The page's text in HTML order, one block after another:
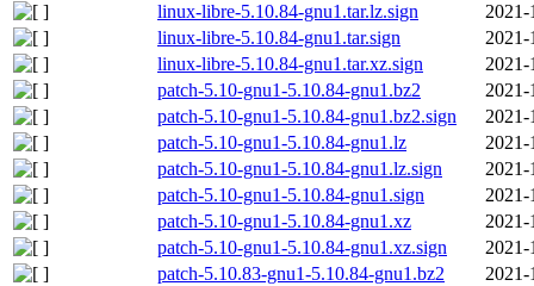
linux-libre-5.10.84-gnu1.tar.lz.sign
2021-
linux-libre-5.10.84-gnu1.tar.sign
2021-
linux-libre-5.10.84-gnu1.tar.xz.sign
2021-
patch-5.10-gnu1-5.10.84-gnu1.bz2
2021-
patch-5.10-gnu1-5.10.84-gnu1.bz2.sign
2021-
patch-5.10-gnu1-5.10.84-gnu1.lz
2021-
patch-5.10-gnu1-5.10.84-gnu1.lz.sign
2021-
patch-5.10-gnu1-5.10.84-gnu1.sign
2021-
patch-5.10-gnu1-5.10.84-gnu1.xz
2021-
patch-5.10-gnu1-5.10.84-gnu1.xz.sign
2021-
patch-5.10.83-gnu1-5.10.84-gnu1.bz2
2021-